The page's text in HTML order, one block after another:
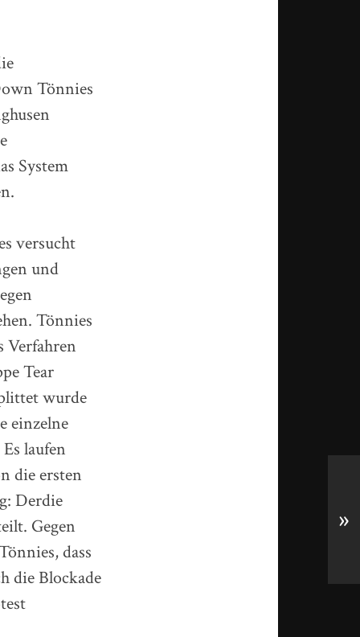
Tönnies
System
versucht
und
Tönnies
Verfahren
Tear
wurde
einzelne
laufen
die ersten
Derdie
Gegen
dass
die Blockade
»